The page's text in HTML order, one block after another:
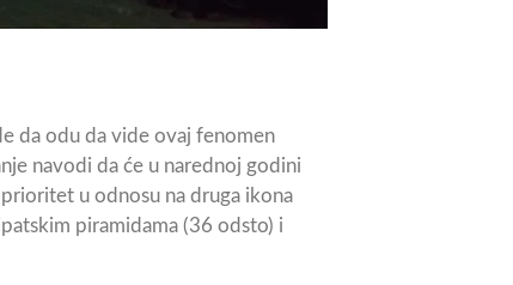
da odu da vide ovaj fenomen
navodi da će u narednoj godini
u odnosu na druga ikona
piramidama (36 odsto) i